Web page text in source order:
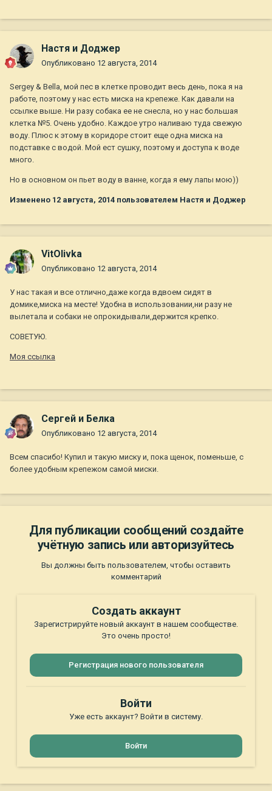
Настя и Доджер
Опубликовано 12 августа, 2014
Sergey & Bella, мой пес в клетке проводит весь день, пока я на
работе, поэтому у нас есть миска на крепеже. Как давали на
ссылке выше. Ни разу собака ее не снесла, но у нас большая
клетка №5. Очень удобно. Каждое утро наливаю туда свежую
воду. Плюс к этому в коридоре стоит еще одна миска на
подставке с водой. Мой ест сушку, поэтому и доступа к воде
много.
Но в основном он пьет воду в ванне, когда я ему лапы мою))
Изменено 12 августа, 2014 пользователем Настя и Доджер
VitOlivka
Опубликовано 12 августа, 2014
У нас такая и все отлично,даже когда вдвоем сидят в
домике,миска на месте! Удобна в использовании,ни разу не
вылетала и собаки не опрокидывали,держится крепко.
СОВЕТУЮ.
Моя ссылка
Сергей и Белка
Опубликовано 12 августа, 2014
Всем спасибо! Купил и такую миску и, пока щенок, поменьше, с
более удобным крепежом самой миски.
Для публикации сообщений создайте
учётную запись или авторизуйтесь
Вы должны быть пользователем, чтобы оставить
комментарий
Создать аккаунт
Зарегистрируйте новый аккаунт в нашем сообществе.
Это очень просто!
Регистрация нового пользователя
Войти
Уже есть аккаунт? Войти в систему.
Войти